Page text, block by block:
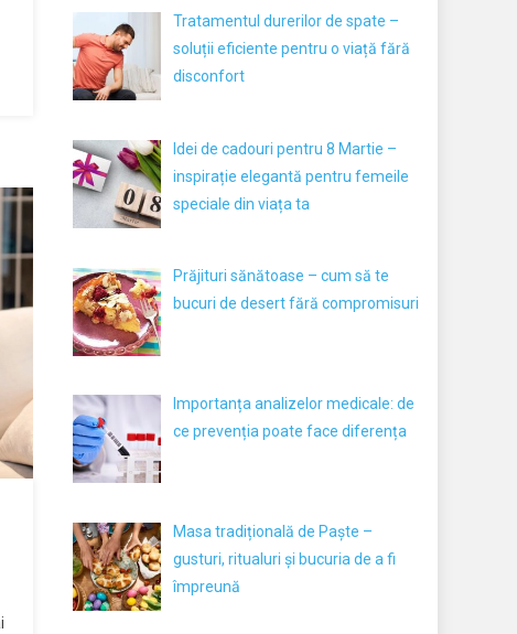
Tratamentul durerilor de spate –
soluții eficiente pentru o viață fără
disconfort
Idei de cadouri pentru 8 Martie –
inspirație elegantă pentru femeile
speciale din viața ta
Prăjituri sănătoase – cum să te
bucuri de desert fără compromisuri
Importanța analizelor medicale: de
ce prevenția poate face diferența
Masa tradițională de Paște –
gusturi, ritualuri și bucuria de a fi
împreună